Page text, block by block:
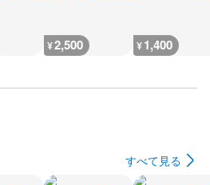
¥2,500 ¥1,400
すべて見る